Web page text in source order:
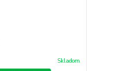
Skladom